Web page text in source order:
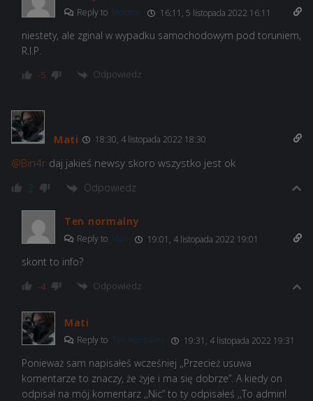
Reply to Molotov 16:11, 5 listopada 2022 16:11
niestety, ale zginal w wypadku samochodowym pod toruniem,
R.I.P.
-5 Odpowiedz
Mati 18:30, 4 listopada 2022 18:30
@Bin4r daj jakieś newsy skoro wszystko jest ok
2 Odpowiedz
Ten normalny
Reply to Mati 19:01, 4 listopada 2022 19:01
skont to info?
-4 Odpowiedz
Mati
Reply to Ten normalny 19:31, 4 listopada 2022 19:31
Ponieważ sam napisałeś wcześniej ,,Przecież usuwa
komentarze to znaczy, że żyje i ma się dobrze”. A kiedy on
odpisał na mój komentarz ,,Nic” to ty odpisałeś ,,To admin!